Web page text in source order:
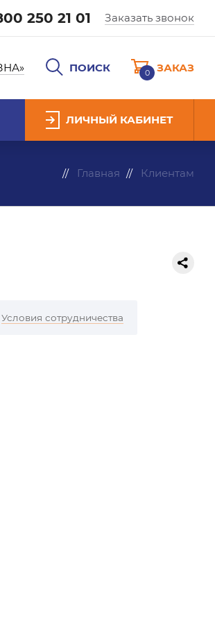
250 21 01 Заказать звонок
ПОИСК 0 ЗАКАЗ
ЛИЧНЫЙ КАБИНЕТ
Главная Клиентам
Условия сотрудничества